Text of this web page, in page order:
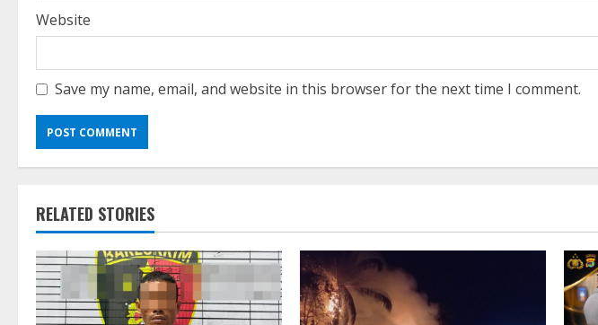
Website
Save my name, email, and website in this browser for the next time I comment.
RELATED STORIES